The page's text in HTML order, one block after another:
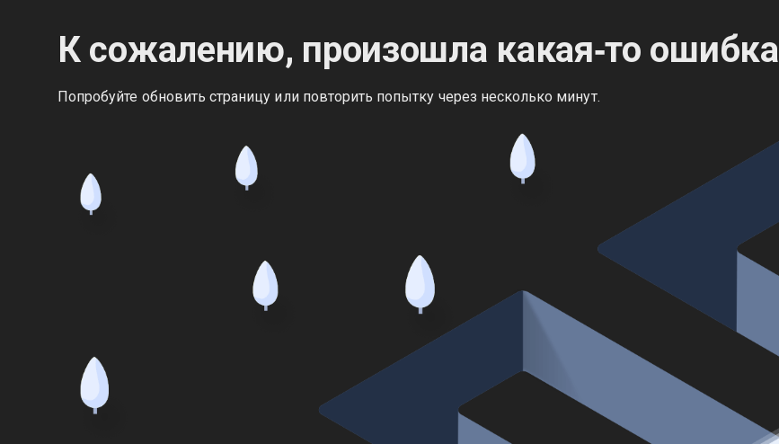
К сожалению, произошла какая‑то ошибка
Попробуйте обновить страницу или повторить попытку через несколько минут.